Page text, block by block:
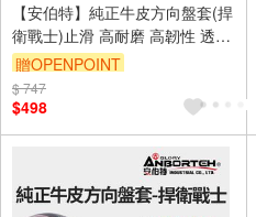
【安伯特】純正牛皮方向盤套(捍
衛戰士)止滑 高耐磨 高韌性 透氣
吸汗
贈OPENPOINT
$ 747
$498